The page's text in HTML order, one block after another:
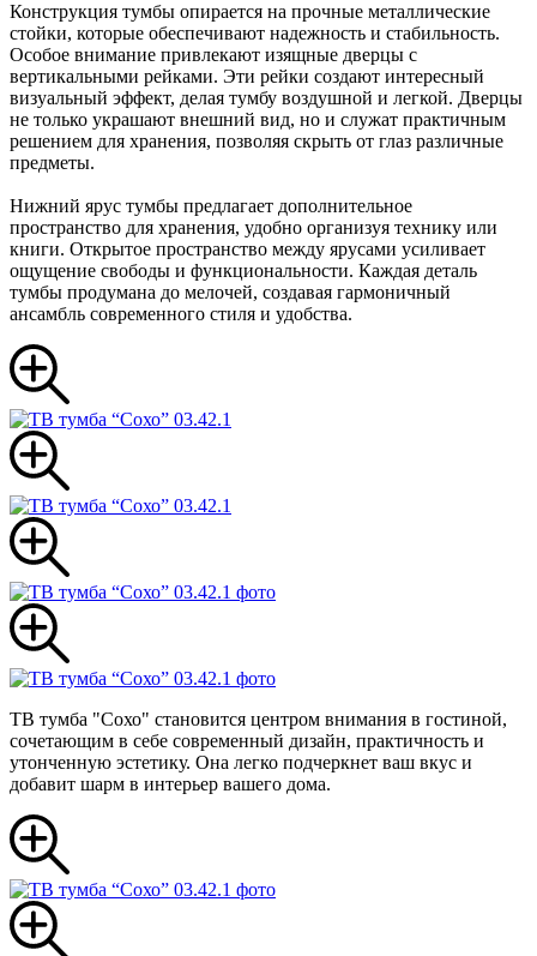
Конструкция тумбы опирается на прочные металлические
стойки, которые обеспечивают надежность и стабильность.
Особое внимание привлекают изящные дверцы с
вертикальными рейками. Эти рейки создают интересный
визуальный эффект, делая тумбу воздушной и легкой. Дверцы
не только украшают внешний вид, но и служат практичным
решением для хранения, позволяя скрыть от глаз различные
предметы.
Нижний ярус тумбы предлагает дополнительное
пространство для хранения, удобно организуя технику или
книги. Открытое пространство между ярусами усиливает
ощущение свободы и функциональности. Каждая деталь
тумбы продумана до мелочей, создавая гармоничный
ансамбль современного стиля и удобства.
ТВ тумба "Сохо" становится центром внимания в гостиной,
сочетающим в себе современный дизайн, практичность и
утонченную эстетику. Она легко подчеркнет ваш вкус и
добавит шарм в интерьер вашего дома.